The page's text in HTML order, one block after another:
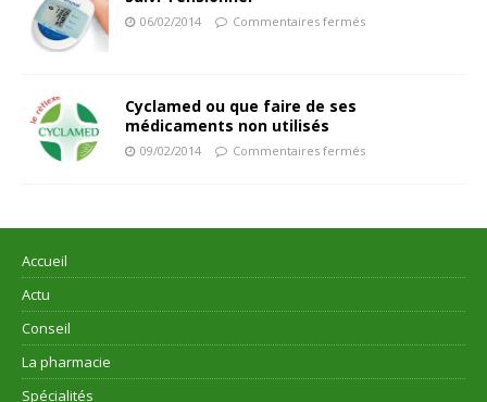
06/02/2014 Commentaires fermés
Cyclamed ou que faire de ses
médicaments non utilisés
09/02/2014 Commentaires fermés
Accueil
Actu
Conseil
La pharmacie
Spécialités